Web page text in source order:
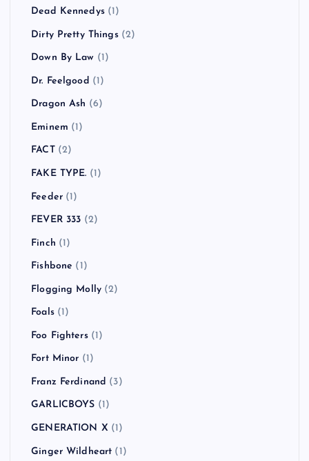
Dead Kennedys(1)
Dirty Pretty Things(2)
Down By Law (1)
Dr. Feelgood (1)
Dragon Ash (6)
Eminem (1)
FACT(2)
FAKE TYPE. (1)
Feeder(1)
FEVER 333 (2)
Finch (1)
Fishbone (1)
Flogging Molly (2)
Foals(1)
Foo Fighters(1)
Fort Minor (1)
Franz Ferdinand (3)
GARLICBOYS (1)
GENERATION X (1)
Ginger Wildheart (1)